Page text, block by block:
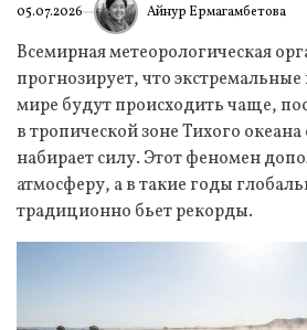
05.07.2026 Айнур Ермагамбетова
Всемирная метеорологическая
прогнозирует, что
мире будут происходить чаще,
в тропической зоне Тихого
набирает силу. Этот феномен
атмосферу, а в такие годы
традиционно бьет рекорды.